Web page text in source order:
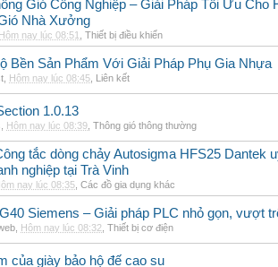
Gió Công Nghiệp – Giải Pháp Tối Ưu Cho
Nhà Xưởng
Hôm nay lúc 08:51 Thiết bị điều khiển
Bền Sản Phẩm Với Giải Pháp Phụ Gia Nhựa
Hôm nay lúc 08:45 Liên kết
1.0.13
Hôm nay lúc 08:39 Thông gió thông thường
tắc dòng chảy Autosigma HFS25 Dantek
nghiệp tại Trà Vinh
nay lúc 08:35 Các đồ gia dụng khác
Siemens – Giải pháp PLC nhỏ gọn, vượt
Hôm nay lúc 08:32 Thiết bị cơ điện
của giày bảo hộ đế cao su